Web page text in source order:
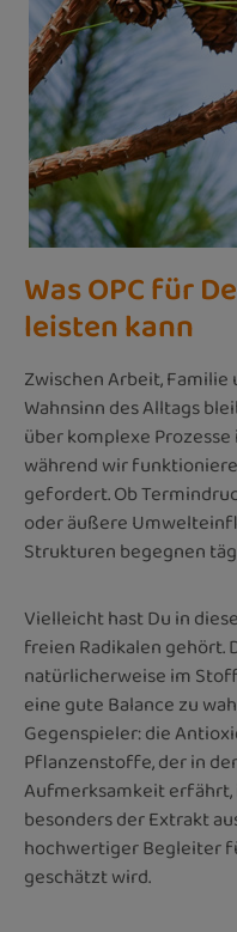
Was OPC für
leisten kann
Zwischen Arbeit,
Wahnsinn des Alltags
über komplexe
während wir
gefordert. Ob
oder äußere
Strukturen begegnen
Vielleicht hast Du in
freien Radikalen gehört.
natürlicherweise im
eine gute Balance zu
Gegenspieler: die
Pflanzenstoffe, der in
Aufmerksamkeit erfährt,
besonders der Extrakt
hochwertiger Begleiter
geschätzt wird.